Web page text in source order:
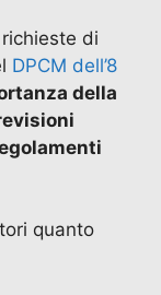
di
DPCM dell’8
della
quanto